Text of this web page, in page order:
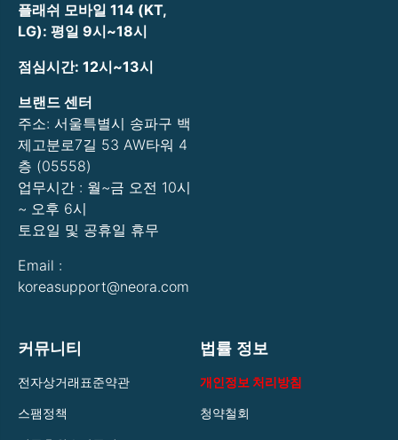
플래쉬 모바일 114 (KT,
LG): 평일 9시~18시
점심시간: 12시~13시
브랜드 센터
주소: 서울특별시 송파구 백
제고분로7길 53 AW타워 4
층 (05558)
업무시간 : 월~금 오전 10시
~ 오후 6시
토요일 및 공휴일 휴무
Email :
koreasupport@neora.com
커뮤니티
전자상거래표준약관
스팸정책
법률 정보
개인정보 처리방침
청약철회